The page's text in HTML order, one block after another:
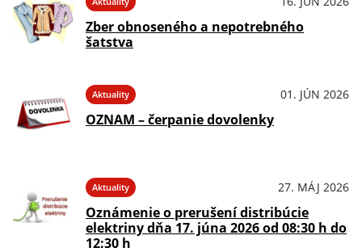
Zber obnoseného a nepotrebného
šatstva
Aktuality 01. JÚN 2026
OZNAM – čerpanie dovolenky
Aktuality 27. MÁJ 2026
Oznámenie o prerušení distribúcie
elektriny dňa 17. júna 2026 od 08:30 h do
12:30 h